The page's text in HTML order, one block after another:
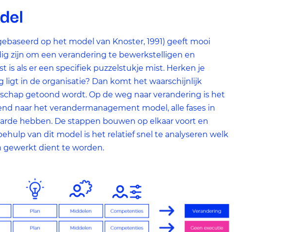
op het model van Knoster, 1991) geeft mooi
zijn om een verandering te bewerkstelligen en
als er een specifiek puzzelstukje mist. Herken je
ligt in de organisatie? Dan komt het waarschijnlijk
getoond wordt. Op de weg naar verandering is het
naar het verandermanagement model, alle fases in
hebben. De stappen bouwen op elkaar voort en
van dit model is het relatief snel te analyseren welk
gewerkt dient te worden.